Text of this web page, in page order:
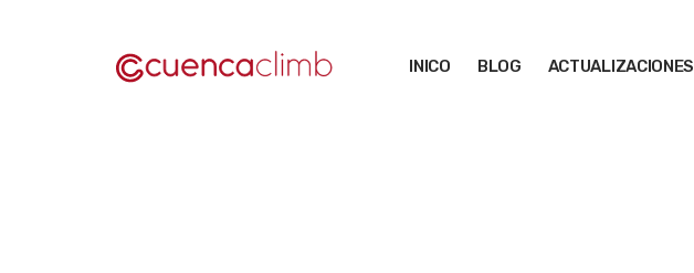
INICO BLOG ACTUALIZACIONES